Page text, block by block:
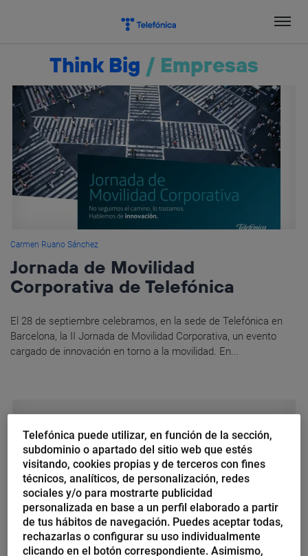
Think Big / Empresas
Carmen Ruano Sánchez
Jornada de Movilidad
Corporativa de Telefónica
El 28 de septiembre celebramos, en la sede de Telefónica en
Barcelona, la II Jornada de Movilidad Corporativa, un evento
cargado de innovación en torno a la movilidad. En...
Carmen Ruano Sánchez
«Sigue Jornada de Movilidad
Corporativa de Telefónica, 28
septiembre en Barcelona»
El próximo miércoles 28 de septiembre, se celebrará la II
Jornada de Movilidad Corporativa (JMC) en la sede de
Telefónica puede utilizar, en función de la sección,
subdominio o apartado del sitio web que estés
visitando, cookies propias y de terceros con fines
técnicos, analíticos, de personalización, redes
sociales y/o para mostrarte publicidad
personalizada en base a un perfil elaborado a partir
de tus hábitos de navegación. Puedes aceptar todas,
rechazarlas o configurar su uso individualmente
clicando en el botón correspondiente. Asimismo,